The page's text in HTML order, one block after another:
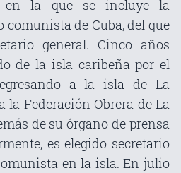
en la que se incluye la
de Cuba, del que
general. Cinco años
de la isla caribeña por el
a la isla de La
la Federación Obrera de La
de su órgano de prensa
es elegido secretario
en la isla. En julio